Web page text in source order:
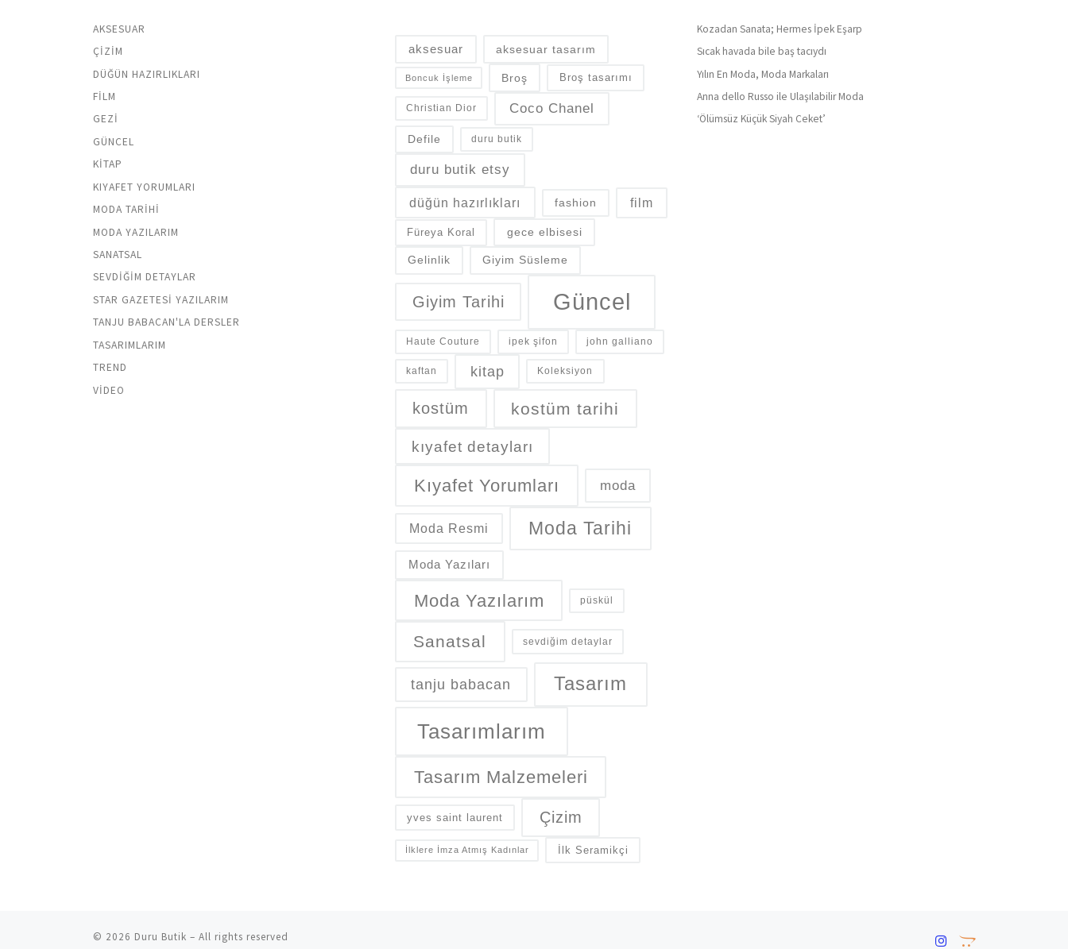
AKSESUAR
ÇIZIM
DÜĞÜN HAZIRLIKLARI
FILM
GEZI
GÜNCEL
KITAP
KIYAFET YORUMLARI
MODA TARIHI
MODA YAZILARIM
SANATSAL
SEVDIĞIM DETAYLAR
STAR GAZETESI YAZILARIM
TANJU BABACAN'LA DERSLER
TASARIMLARIM
TREND
VIDEO
aksesuar aksesuar tasarım
Boncuk İşleme Broş Broş tasarımı
Christian Dior Coco Chanel
Defile duru butik
duru butik etsy
düğün hazırlıkları fashion film
Füreya Koral gece elbisesi
Gelinlik Giyim Süsleme
Giyim Tarihi Güncel
Haute Couture ipek şifon john galliano
kaftan kitap Koleksiyon
kostüm kostüm tarihi
kıyafet detayları
Kıyafet Yorumları moda
Moda Resmi Moda Tarihi
Moda Yazıları
Moda Yazılarım püskül
Sanatsal sevdiğim detaylar
tanju babacan Tasarım
Tasarımlarım
Tasarım Malzemeleri
yves saint laurent Çizim
İlklere İmza Atmış Kadınlar İlk Seramikçi
Kozadan Sanata; Hermes İpek Eşarp
Sıcak havada bile baş tacıydı
Yılın En Moda, Moda Markaları
Anna dello Russo ile Ulaşılabilir Moda
‘Ölümsüz Küçük Siyah Ceket’
© 2026 Duru Butik – All rights reserved